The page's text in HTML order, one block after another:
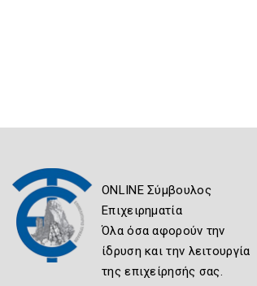
ONLINE Σύμβουλος
Επιχειρηματία
Όλα όσα αφορούν την
ίδρυση και την λειτουργία
της επιχείρησής σας.